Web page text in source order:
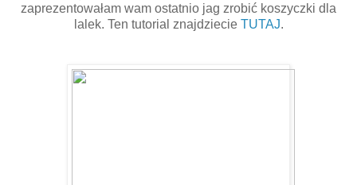
zaprezentowałam wam ostatnio jag zrobić koszyczki dla
lalek. Ten tutorial znajdziecie TUTAJ.